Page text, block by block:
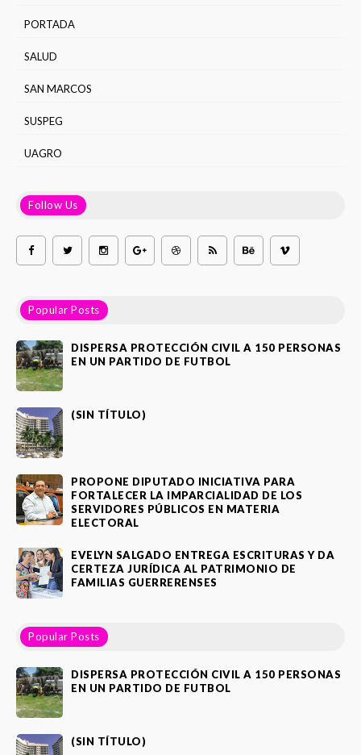
PORTADA
SALUD
SAN MARCOS
SUSPEG
UAGRO
Follow Us
Popular Posts
DISPERSA PROTECCIÓN CIVIL A 150 PERSONAS
EN UN PARTIDO DE FUTBOL
(SIN TÍTULO)
PROPONE DIPUTADO INICIATIVA PARA
FORTALECER LA IMPARCIALIDAD DE LOS
SERVIDORES PÚBLICOS EN MATERIA
ELECTORAL
EVELYN SALGADO ENTREGA ESCRITURAS Y DA
CERTEZA JURÍDICA AL PATRIMONIO DE
FAMILIAS GUERRERENSES
Popular Posts
DISPERSA PROTECCIÓN CIVIL A 150 PERSONAS
EN UN PARTIDO DE FUTBOL
(SIN TÍTULO)